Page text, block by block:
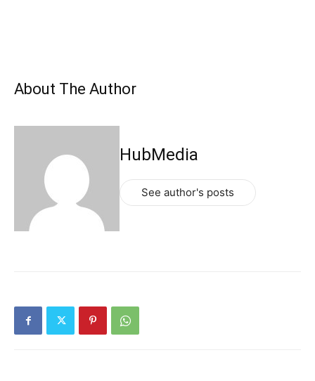
About The Author
HubMedia
See author's posts